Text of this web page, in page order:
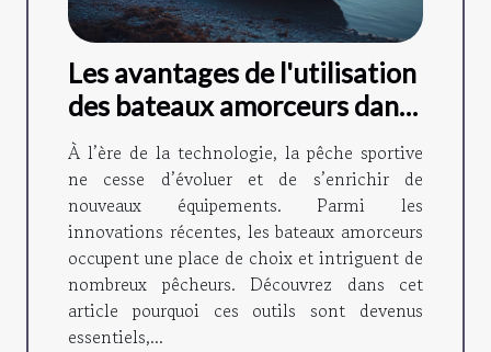
Les avantages de l'utilisation
des bateaux amorceurs dans
la pêche moderne
À l’ère de la technologie, la pêche sportive
ne cesse d’évoluer et de s’enrichir de
nouveaux équipements. Parmi les
innovations récentes, les bateaux amorceurs
occupent une place de choix et intriguent de
nombreux pêcheurs. Découvrez dans cet
article pourquoi ces outils sont devenus
essentiels,...